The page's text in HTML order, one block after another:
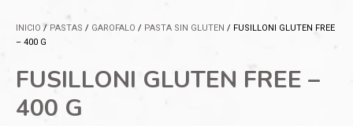
INICIO / PASTAS / GAROFALO / PASTA SIN GLUTEN / FUSILLONI GLUTEN FREE
– 400 G
FUSILLONI GLUTEN FREE –
400 G